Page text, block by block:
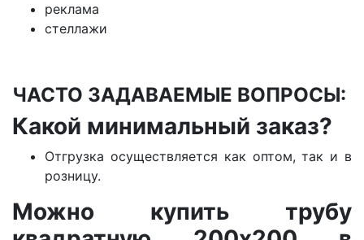
реклама
стеллажи
ЧАСТО ЗАДАВАЕМЫЕ ВОПРОСЫ:
Какой минимальный заказ?
Отгрузка осуществляется как оптом, так и в
розницу.
Можно купить трубу